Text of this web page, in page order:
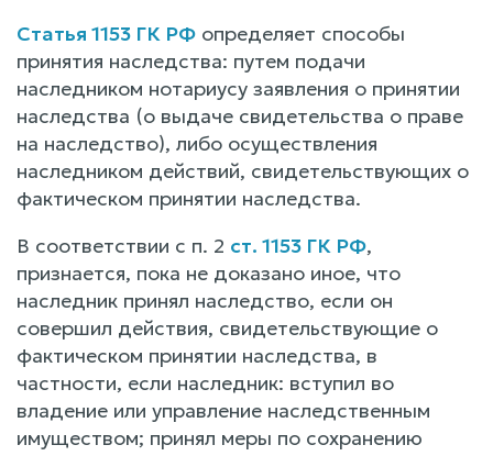
Статья 1153 ГК РФ определяет способы
принятия наследства: путем подачи
наследником нотариусу заявления о принятии
наследства (о выдаче свидетельства о праве
на наследство), либо осуществления
наследником действий, свидетельствующих о
фактическом принятии наследства.
В соответствии с п. 2 ст. 1153 ГК РФ,
признается, пока не доказано иное, что
наследник принял наследство, если он
совершил действия, свидетельствующие о
фактическом принятии наследства, в
частности, если наследник: вступил во
владение или управление наследственным
имуществом; принял меры по сохранению